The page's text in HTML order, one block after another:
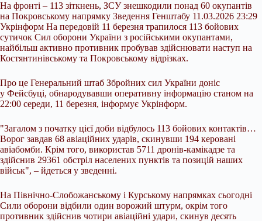
На фронті – 113 зіткнень, ЗСУ знешкодили понад 60 окупантів
на Покровському напрямку Зведення Генштабу 11.03.2026 23:29
Укрінформ На передовій 11 березня трапилося 113 бойових
сутичок Сил оборони України з російськими окупантами,
найбільш активно противник пробував здійснювати наступ на
Костянтинівському та Покровському відрізках.
Про це Генеральний штаб Збройних сил України доніс
у Фейсбуці, обнародувавши оперативну інформацію станом на
22:00 середи, 11 березня, інформує Укрінформ.
"Загалом з початку цієї доби відбулось 113 бойових контактів…
Ворог завдав 68 авіаційних ударів, скинувши 194 керовані
авіабомби. Крім того, використав 5711 дронів-камікадзе та
здійснив 29361 обстріл населених пунктів та позицій наших
військ", – йдеться у зведенні.
На Північно-Слобожанському і Курському напрямках сьогодні
Сили оборони відбили один ворожий штурм, окрім того
противник здійснив чотири авіаційні удари, скинув десять